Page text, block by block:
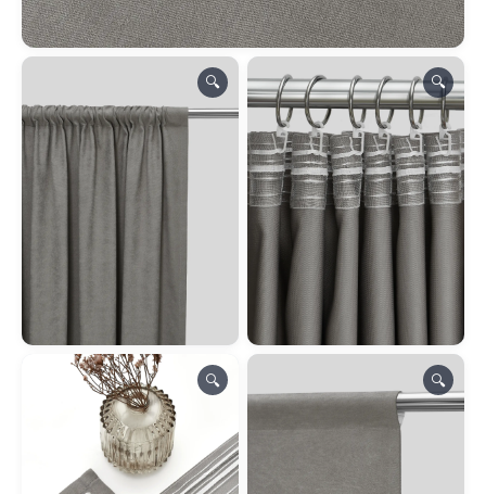
🔍 🔍
🔍 🔍